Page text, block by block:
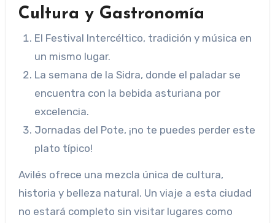
Cultura y Gastronomía
El Festival Intercéltico, tradición y música en
un mismo lugar.
La semana de la Sidra, donde el paladar se
encuentra con la bebida asturiana por
excelencia.
Jornadas del Pote, ¡no te puedes perder este
plato típico!
Avilés ofrece una mezcla única de cultura,
historia y belleza natural. Un viaje a esta ciudad
no estará completo sin visitar lugares como